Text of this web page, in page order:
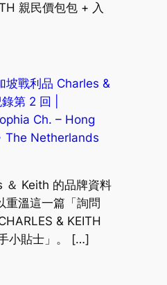
親民價包包 + 入
坡戰利品 Charles &
第 2 回 |
Ch. – Hong
The Netherlands
Keith 的品牌資料
重溫這一篇「詢問
& KEITH
小貼士」。 […]